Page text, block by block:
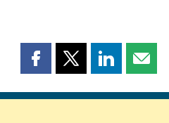
Partager
page
Partager
page
Partager
page page